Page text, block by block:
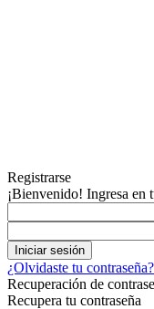
Registrarse
¡Bienvenido! Ingresa en
¿Olvidaste tu
Recuperación de
Recupera tu contraseña